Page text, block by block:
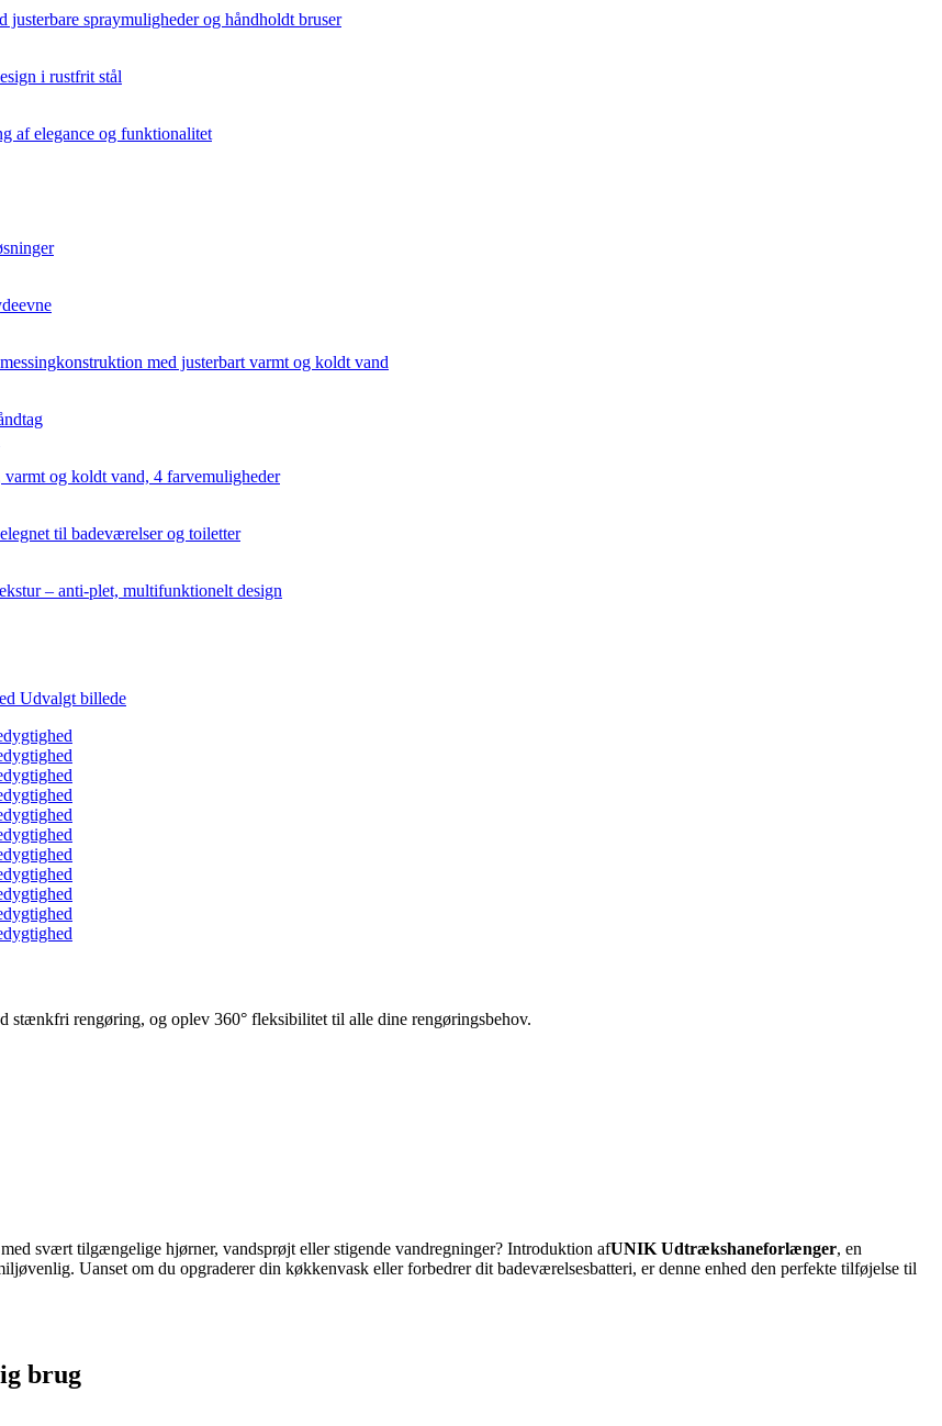
rengøring, og oplev 360° fleksibilitet til alle dine rengøringsbehov.
svært tilgængelige hjørner, vandsprøjt eller stigende vandregninger? Introduktion afUNIK Udtrækshaneforlænger, en
Uanset om du opgraderer din køkkenvask eller forbedrer dit badeværelsesbatteri, er denne enhed den perfekte tilføjelse til
brug